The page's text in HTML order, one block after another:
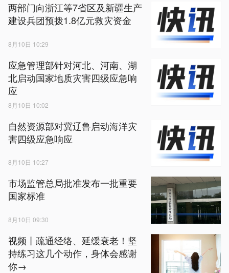
两部门向浙江等7省区及新疆生产
建设兵团预拨1.8亿元救灾资金
8月10日 10:29
应急管理部针对河北、河南、湖
北启动国家地质灾害四级应急响
应
8月10日 10:02
自然资源部对冀辽鲁启动海洋灾
害四级应急响应
8月10日 10:27
市场监管总局批准发布一批重要
国家标准
8月10日 09:30
视频丨疏通经络、延缓衰老！坚
持练习这几个动作，身体会感谢
你→